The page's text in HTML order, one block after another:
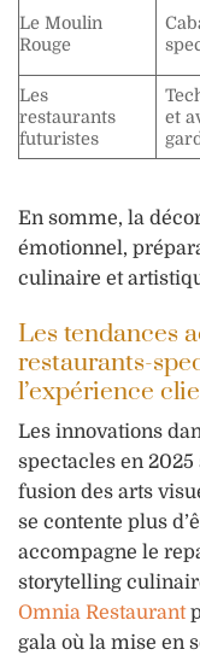
Le Moulin
Rouge
Les
restaurants
futuristes
et
En somme, la
émotionnel,
culinaire et
Les tendances
restaurants-
l’expérience
Les innovations
spectacles en
fusion des arts
se contente plus
accompagne le
storytelling
Omnia Restaurant
gala où la mise en